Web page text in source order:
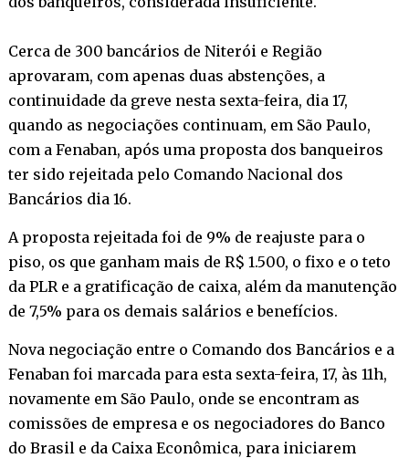
Cerca de 300 bancários de Niterói e Região
aprovaram, com apenas duas abstenções, a
continuidade da greve nesta sexta-feira, dia 17,
quando as negociações continuam, em São Paulo,
com a Fenaban, após uma proposta dos banqueiros
ter sido rejeitada pelo Comando Nacional dos
Bancários dia 16.
A proposta rejeitada foi de 9% de reajuste para o
piso, os que ganham mais de R$ 1.500, o fixo e o teto
da PLR e a gratificação de caixa, além da manutenção
de 7,5% para os demais salários e benefícios.
Nova negociação entre o Comando dos Bancários e a
Fenaban foi marcada para esta sexta-feira, 17, às 11h,
novamente em São Paulo, onde se encontram as
comissões de empresa e os negociadores do Banco
do Brasil e da Caixa Econômica, para iniciarem